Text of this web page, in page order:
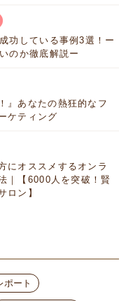
功している事例3選！ー
のか徹底解説ー
』あなたの熱狂的なフ
ケティング
にオススメするオンラ
｜【6000人を突破！賢
ロン】
ポート